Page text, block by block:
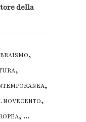
della
,
,
,
NOVECENTO,
, ...